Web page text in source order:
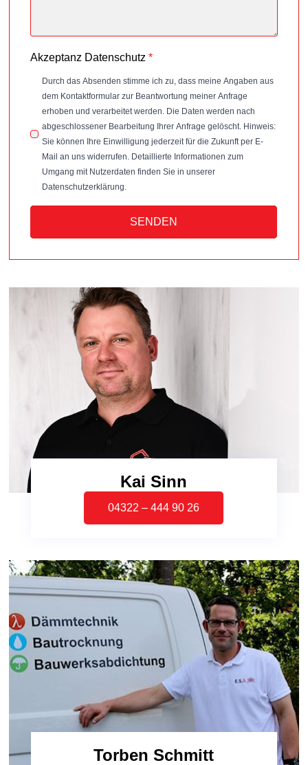
Akzeptanz Datenschutz *
Durch das Absenden stimme ich zu, dass meine Angaben aus
dem Kontaktformular zur Beantwortung meiner Anfrage
erhoben und verarbeitet werden. Die Daten werden nach
abgeschlossener Bearbeitung Ihrer Anfrage gelöscht. Hinweis:
Sie können Ihre Einwilligung jederzeit für die Zukunft per E-
Mail an uns widerrufen. Detaillierte Informationen zum
Umgang mit Nutzerdaten finden Sie in unserer
Datenschutzerklärung.
SENDEN
Kai Sinn
04322 – 444 90 26
Torben Schmitt